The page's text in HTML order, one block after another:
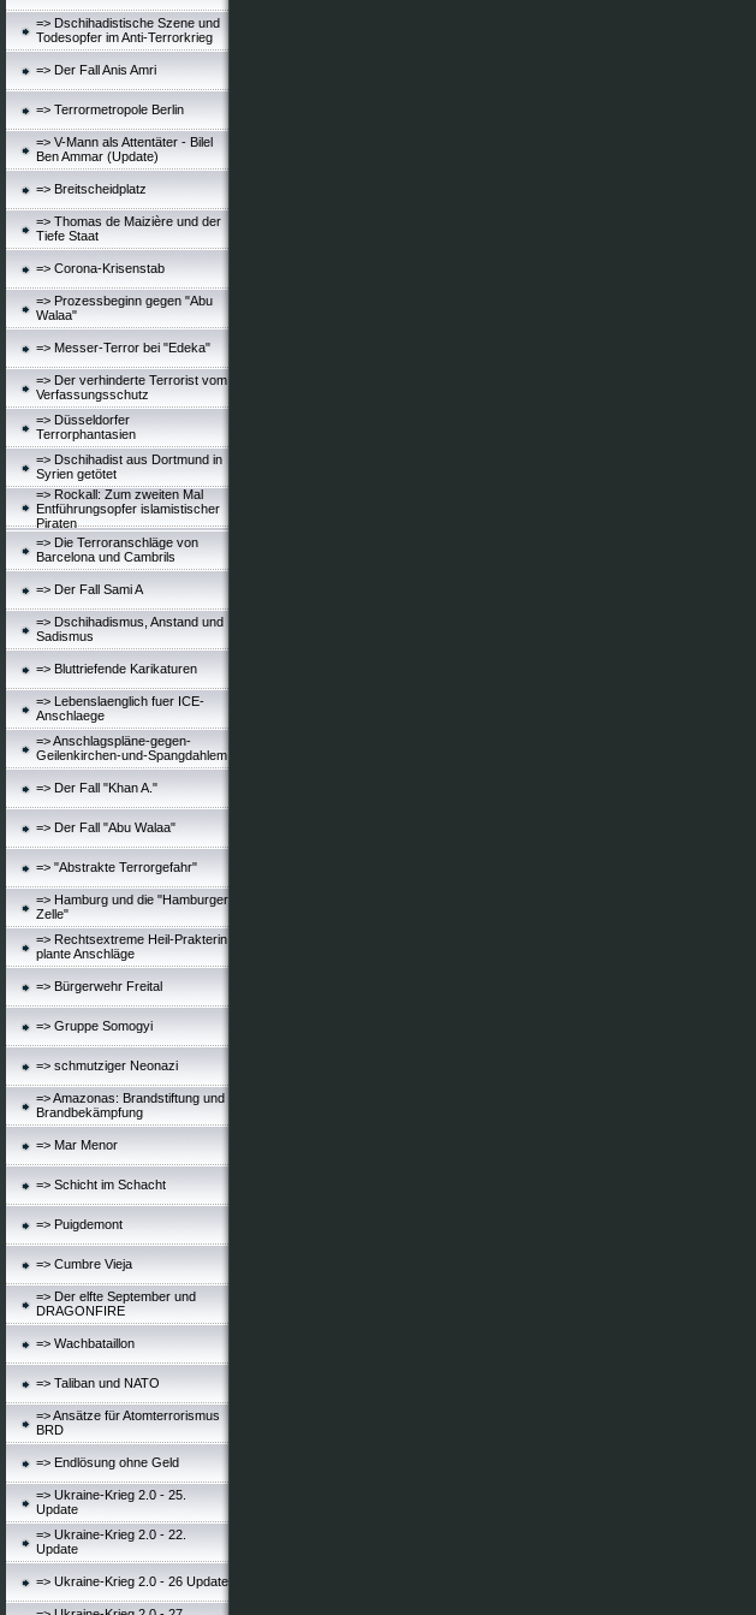
=> Dschihadistische Szene und
Todesopfer im Anti-Terrorkrieg
=> Der Fall Anis Amri
=> Terrormetropole Berlin
=> V-Mann als Attentäter - Bilel
Ben Ammar (Update)
=> Breitscheidplatz
=> Thomas de Maizière und der
Tiefe Staat
=> Corona-Krisenstab
=> Prozessbeginn gegen "Abu
Walaa"
=> Messer-Terror bei "Edeka"
=> Der verhinderte Terrorist vom
Verfassungsschutz
=> Düsseldorfer
Terrorphantasien
=> Dschihadist aus Dortmund in
Syrien getötet
=> Rockall: Zum zweiten Mal
Entführungsopfer islamistischer
Piraten
=> Die Terroranschläge von
Barcelona und Cambrils
=> Der Fall Sami A
=> Dschihadismus, Anstand und
Sadismus
=> Bluttriefende Karikaturen
=> Lebenslaenglich fuer ICE-
Anschlaege
=> Anschlagspläne-gegen-
Geilenkirchen-und-Spangdahlem
=> Der Fall "Khan A."
=> Der Fall "Abu Walaa"
=> "Abstrakte Terrorgefahr"
=> Hamburg und die "Hamburger
Zelle"
=> Rechtsextreme Heil-Prakterin
plante Anschläge
=> Bürgerwehr Freital
=> Gruppe Somogyi
=> schmutziger Neonazi
=> Amazonas: Brandstiftung und
Brandbekämpfung
=> Mar Menor
=> Schicht im Schacht
=> Puigdemont
=> Cumbre Vieja
=> Der elfte September und
DRAGONFIRE
=> Wachbataillon
=> Taliban und NATO
=> Ansätze für Atomterrorismus
BRD
=> Endlösung ohne Geld
=> Ukraine-Krieg 2.0 - 25.
Update
=> Ukraine-Krieg 2.0 - 22.
Update
=> Ukraine-Krieg 2.0 - 26 Update